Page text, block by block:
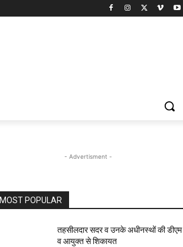
- Advertisment -
MOST POPULAR
तहसीलदार सदर व उनके अधीनस्थों की डीएम
व आयुक्त से शिकायत